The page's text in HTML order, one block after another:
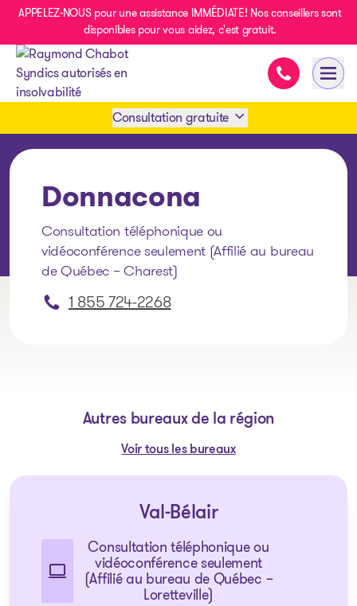
APPELEZ-NOUS pour une assistance IMMÉDIATE! Nos conseillers sont
disponibles pour vous aidez, c'est gratuit.
Assistance
Consultation gratuite
SMS 1 514 878-0888
Donnacona
Consultation téléphonique ou
vidéoconférence seulement (Affilié au bureau
de Québec – Charest)
1 855 724-2268
Autres bureaux de la région
Voir tous les bureaux
Val-Bélair
Consultation téléphonique ou
vidéoconférence seulement
(Affilié au bureau de Québec –
Loretteville)